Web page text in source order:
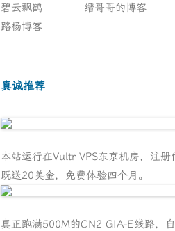
碧云飘鹤
缙哥哥的博客
路杨博客
真诚推荐
本站运行在Vultr VPS东京机房，注册
既送20美金，免费体验四个月。
真正跑满500M的CN2 GIA-E线路，